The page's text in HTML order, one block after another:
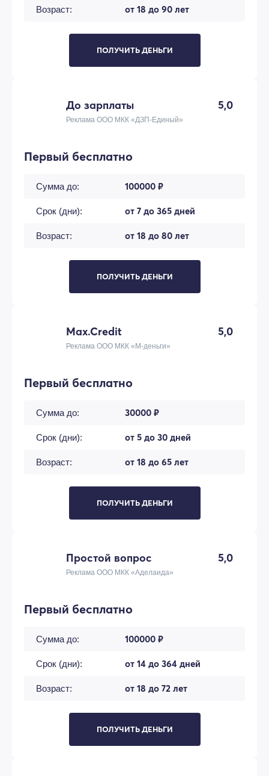
Возраст: от 18 до 90 лет
ПОЛУЧИТЬ ДЕНЬГИ
До зарплаты 5,0
Реклама ООО МКК «ДЗП-Единый»
Первый бесплатно
Сумма до: 100000 ₽
Срок (дни): от 7 до 365 дней
Возраст: от 18 до 80 лет
ПОЛУЧИТЬ ДЕНЬГИ
Max.Credit 5,0
Реклама ООО МКК «М-деньги»
Первый бесплатно
Сумма до: 30000 ₽
Срок (дни): от 5 до 30 дней
Возраст: от 18 до 65 лет
ПОЛУЧИТЬ ДЕНЬГИ
Простой вопрос 5,0
Реклама ООО МКК «Аделаида»
Первый бесплатно
Сумма до: 100000 ₽
Срок (дни): от 14 до 364 дней
Возраст: от 18 до 72 лет
ПОЛУЧИТЬ ДЕНЬГИ